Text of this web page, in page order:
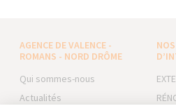
AGENCE DE VALENCE -
ROMANS - NORD DRÔME
Qui sommes-nous
Actualités